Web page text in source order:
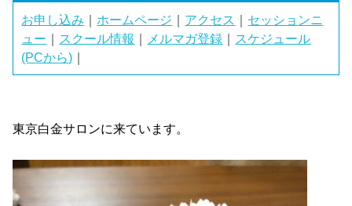
お申し込み ｜ ホームページ ｜ アクセス ｜ セッションニ
ュー ｜ スクール情報 ｜ メルマガ登録 ｜ スケジュール
(PCから) ｜
東京白金サロンに来ています。